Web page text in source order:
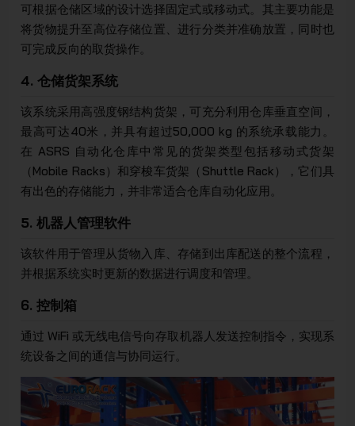
可根据仓储区域的设计选择固定式或移动式。其主要功能是
将货物提升至高位存储位置、进行分类并准确放置，同时也
可完成反向的取货操作。
4. 仓储货架系统
该系统采用高强度钢结构货架，可充分利用仓库垂直空间，
最高可达40米，并具有超过50,000 kg 的系统承载能力。
在 ASRS 自动化仓库中常见的货架类型包括移动式货架
（Mobile Racks）和穿梭车货架（Shuttle Rack），它们具
有出色的存储能力，并非常适合仓库自动化应用。
5. 机器人管理软件
该软件用于管理从货物入库、存储到出库配送的整个流程，
并根据系统实时更新的数据进行调度和管理。
6. 控制箱
通过 WiFi 或无线电信号向存取机器人发送控制指令，实现系
统设备之间的通信与协同运行。